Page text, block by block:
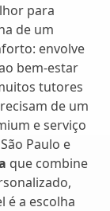
para
de um
envolve
bem-estar
tutores
de um
e serviço
Paulo e
que combine
é a escolha